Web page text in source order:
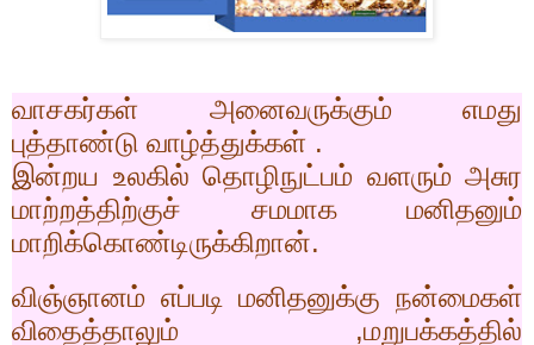
வாசகர்கள் அனைவருக்கும் எமது
புத்தாண்டு வாழ்த்துக்கள் .
இன்றய உலகில் தொழிநுட்பம் வளரும் அசுர
மாற்றத்திற்குச் சமமாக மனிதனும்
மாறிக்கொண்டிருக்கிறான்.
விஞ்ஞானம் எப்படி மனிதனுக்கு நன்மைகள்
விதைத்தாலும் ,மறுபக்கத்தில்